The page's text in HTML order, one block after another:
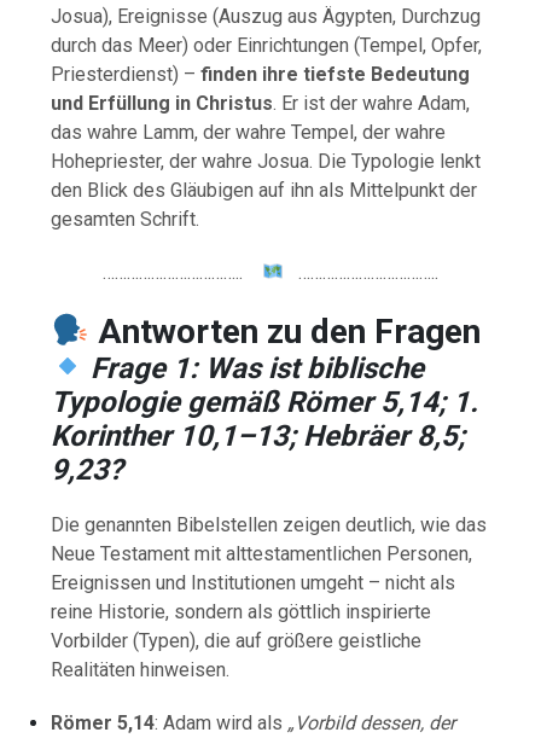
Josua), Ereignisse (Auszug aus Ägypten, Durchzug
durch das Meer) oder Einrichtungen (Tempel, Opfer,
Priesterdienst) –finden ihre tiefste Bedeutung
und Erfüllung in Christus. Er ist der wahre Adam,
das wahre Lamm, der wahre Tempel, der wahre
Hohepriester, der wahre Josua. Die Typologie lenkt
den Blick des Gläubigen auf ihn als Mittelpunkt der
gesamten Schrift.
…………………………….. ……………………………..
Antworten zu den Fragen
Frage 1: Was ist biblische
Typologie gemäß Römer 5,14; 1.
Korinther 10,1–13; Hebräer 8,5;
9,23?
Die genannten Bibelstellen zeigen deutlich, wie das
Neue Testament mit alttestamentlichen Personen,
Ereignissen und Institutionen umgeht – nicht als
reine Historie, sondern als göttlich inspirierte
Vorbilder (Typen), die auf größere geistliche
Realitäten hinweisen.
Römer 5,14: Adam wird als „Vorbild dessen, der